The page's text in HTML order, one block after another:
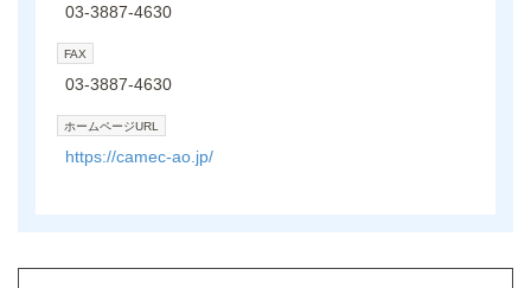
03-3887-4630
FAX
03-3887-4630
ホームページURL
https://camec-ao.jp/